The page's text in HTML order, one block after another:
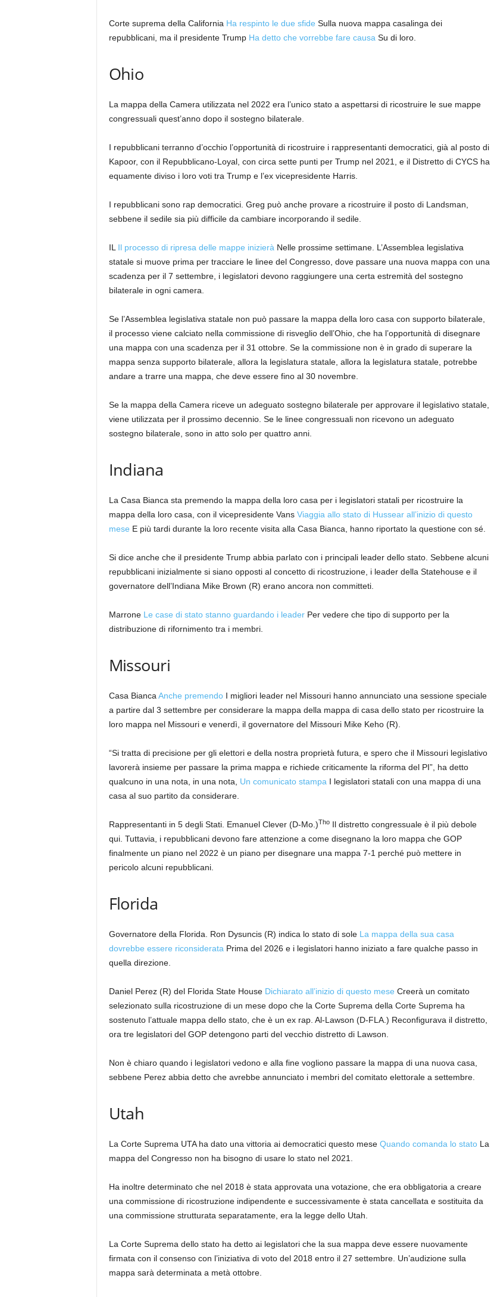
Corte suprema della California Ha respinto le due sfide Sulla nuova mappa casalinga dei
repubblicani, ma il presidente TrumpHa detto che vorrebbe fare causa Su di loro.
Ohio
La mappa della Camera utilizzata nel 2022 era l’unico stato a aspettarsi di ricostruire le sue mappe
congressuali quest’anno dopo il sostegno bilaterale.
I repubblicani terranno d’occhio l’opportunità di ricostruire i rappresentanti democratici, già al posto di
Kapoor, con il Repubblicano-Loyal, con circa sette punti per Trump nel 2021, e il Distretto di CYCS ha
equamente diviso i loro voti tra Trump e l’ex vicepresidente Harris.
I repubblicani sono rap democratici. Greg può anche provare a ricostruire il posto di Landsman,
sebbene il sedile sia più difficile da cambiare incorporando il sedile.
IL Il processo di ripresa delle mappe inizierà Nelle prossime settimane. L’Assemblea legislativa
statale si muove prima per tracciare le linee del Congresso, dove passare una nuova mappa con una
scadenza per il 7 settembre, i legislatori devono raggiungere una certa estremità del sostegno
bilaterale in ogni camera.
Se l’Assemblea legislativa statale non può passare la mappa della loro casa con supporto bilaterale,
il processo viene calciato nella commissione di risveglio dell’Ohio, che ha l’opportunità di disegnare
una mappa con una scadenza per il 31 ottobre. Se la commissione non è in grado di superare la
mappa senza supporto bilaterale, allora la legislatura statale, allora la legislatura statale, potrebbe
andare a trarre una mappa, che deve essere fino al 30 novembre.
Se la mappa della Camera riceve un adeguato sostegno bilaterale per approvare il legislativo statale,
viene utilizzata per il prossimo decennio. Se le linee congressuali non ricevono un adeguato
sostegno bilaterale, sono in atto solo per quattro anni.
Indiana
La Casa Bianca sta premendo la mappa della loro casa per i legislatori statali per ricostruire la
mappa della loro casa, con il vicepresidente VansViaggia allo stato di Hussear all’inizio di questo
mese E più tardi durante la loro recente visita alla Casa Bianca, hanno riportato la questione con sé.
Si dice anche che il presidente Trump abbia parlato con i principali leader dello stato. Sebbene alcuni
repubblicani inizialmente si siano opposti al concetto di ricostruzione, i leader della Statehouse e il
governatore dell’Indiana Mike Brown (R) erano ancora non committeti.
MarroneLe case di stato stanno guardando i leaderPer vedere che tipo di supporto per la
distribuzione di rifornimento tra i membri.
Missouri
Casa Bianca Anche premendoI migliori leader nel Missouri hanno annunciato una sessione speciale
a partire dal 3 settembre per considerare la mappa della mappa di casa dello stato per ricostruire la
loro mappa nel Missouri e venerdì, il governatore del Missouri Mike Keho (R).
“Si tratta di precisione per gli elettori e della nostra proprietà futura, e spero che il Missouri legislativo
lavorerà insieme per passare la prima mappa e richiede criticamente la riforma del PI”, ha detto
qualcuno in una nota, in una nota,
Un comunicato stampa I legislatori statali con una mappa di una
casa al suo partito da considerare.
Rappresentanti in 5 degli Stati. Emanuel Clever (D-Mo.)ThoIl distretto congressuale è il più debole
qui. Tuttavia, i repubblicani devono fare attenzione a come disegnano la loro mappa che GOP
finalmente un piano nel 2022 è un piano per disegnare una mappa 7-1 perché può mettere in
pericolo alcuni repubblicani.
Florida
Governatore della Florida. Ron Dysuncis (R) indica lo stato di soleLa mappa della sua casa
dovrebbe essere riconsiderata Prima del 2026 e i legislatori hanno iniziato a fare qualche passo in
quella direzione.
Daniel Perez (R) del Florida State House Dichiarato all’inizio di questo mese Creerà un comitato
selezionato sulla ricostruzione di un mese dopo che la Corte Suprema della Corte Suprema ha
sostenuto l’attuale mappa dello stato, che è un ex rap. Al-Lawson (D-FLA.) Reconfigurava il distretto,
ora tre legislatori del GOP detengono parti del vecchio distretto di Lawson.
Non è chiaro quando i legislatori vedono e alla fine vogliono passare la mappa di una nuova casa,
sebbene Perez abbia detto che avrebbe annunciato i membri del comitato elettorale a settembre.
Utah
La Corte Suprema UTA ha dato una vittoria ai democratici questo meseQuando comanda lo statoLa
mappa del Congresso non ha bisogno di usare lo stato nel 2021.
Ha inoltre determinato che nel 2018 è stata approvata una votazione, che era obbligatoria a creare
una commissione di ricostruzione indipendente e successivamente è stata cancellata e sostituita da
una commissione strutturata separatamente, era la legge dello Utah.
La Corte Suprema dello stato ha detto ai legislatori che la sua mappa deve essere nuovamente
firmata con il consenso con l’iniziativa di voto del 2018 entro il 27 settembre. Un’audizione sulla
mappa sarà determinata a metà ottobre.